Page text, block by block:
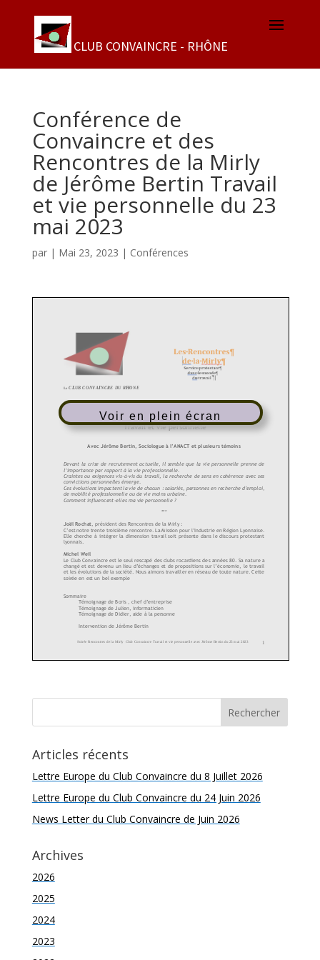
Conférence de
Convaincre et des
Rencontres de la Mirly
de Jérôme Bertin Travail
et vie personnelle du 23
mai 2023
par | Mai 23, 2023 | Conférences
Voir en plein écran
Articles récents
Lettre Europe du Club Convaincre du 8 Juillet 2026
Lettre Europe du Club Convaincre du 24 Juin 2026
News Letter du Club Convaincre de Juin 2026
Archives
2026
2025
2024
2023